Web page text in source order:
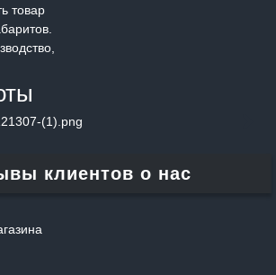
товар
клиентов о нас